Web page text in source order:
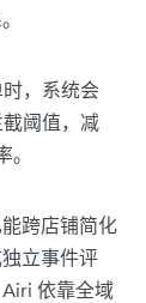
，系统会
阈值，减
跨店铺简化
立事件评
依靠全域